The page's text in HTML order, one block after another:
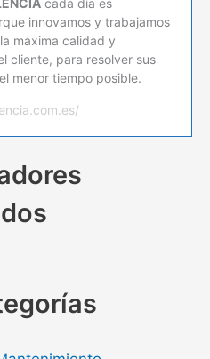
cada día es
innovamos y trabajamos
máxima calidad y
cliente, para resolver sus
menor tiempo posible.